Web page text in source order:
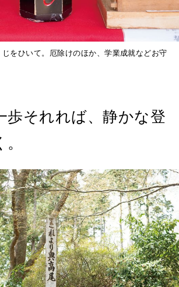
をひいて。厄除けのほか、学業成就などお守
歩それれば、静かな登